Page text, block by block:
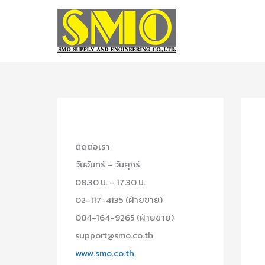
ติดต่อเรา
วันจันทร์ – วันศุกร์
08:30 น. – 17:30 น.
02-117-4135 (ฝ่ายขาย)
084-164-9265 (ฝ่ายขาย)
support@smo.co.th
www.smo.co.th